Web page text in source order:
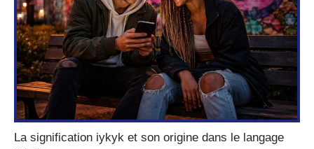
La signification iykyk et son origine dans le langage